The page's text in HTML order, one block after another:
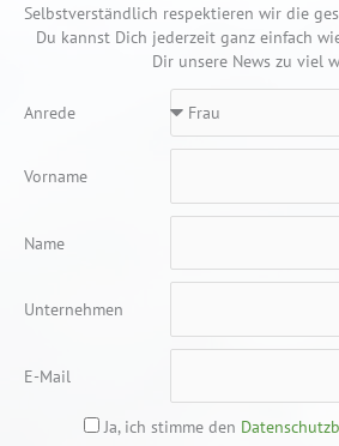
Selbstverständlich respektieren wir die
Du kannst Dich jederzeit ganz einfach
Dir unsere News zu viel
Anrede
Vorname
Name
Unternehmen
E-Mail
Ja, ich stimme den